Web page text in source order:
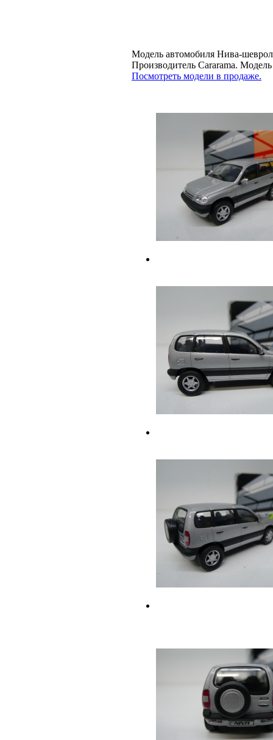
Модель автомобиля Нива-
Производитель Cararama.
Посмотреть модели в продаже.